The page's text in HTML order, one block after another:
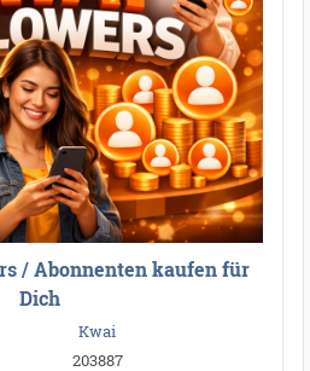
/ Abonnenten kaufen für
Dich
Kwai
203887